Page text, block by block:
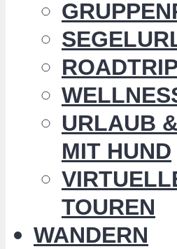
URLAUB
MIT HUND
TOUREN
WANDERN